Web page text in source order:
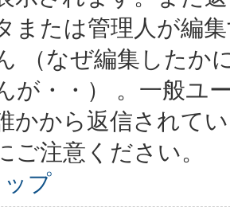
または管理人が編
（なぜ編集したか
が・・） 。一般ユ
かから返信されて
ご注意ください。
プ